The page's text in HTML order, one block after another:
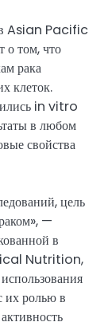
в Asian Pacific
том, что
рака
клеток.
in vitro
в любом
свойства
цель
—
в
Nutrition,
их ролью в